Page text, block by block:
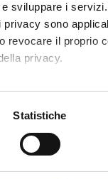
sviluppare i
sono
revocare il proprio
privacy.
di
Statistiche